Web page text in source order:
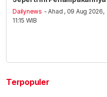
Dailynews - Ahad , 09 Aug 2026,
11:15 WIB
Terpopuler